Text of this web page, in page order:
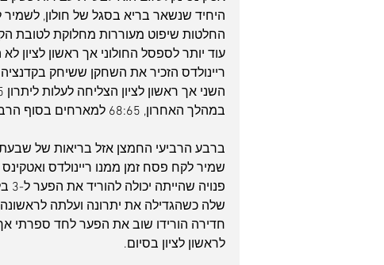
היחיד שנשאר בריא בסגל של חולון,
החלטות שיפוט מעוררות מחלוקת לטובת
עוד יותר לספסל החולוני אך ראשון לציון
ריינולדס הזכיר את השחקן ששיחק
במהלך האחרון, 68:65 למארחים בסוף הרבע השלישי.
שלה כשהגדילה את יתרונה ועלתה
לראשון לציון בסיום.